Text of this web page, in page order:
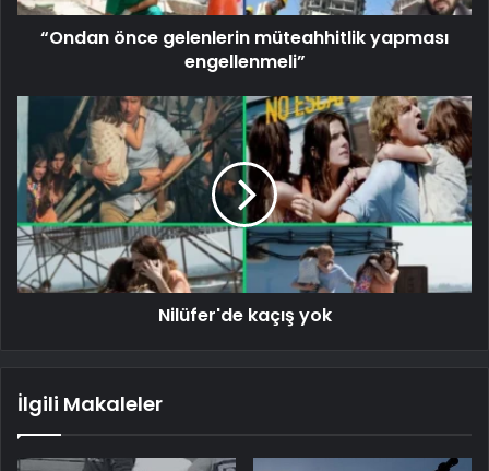
“Ondan önce gelenlerin müteahhitlik yapması
engellenmeli”
Nilüfer'de kaçış yok
İlgili Makaleler